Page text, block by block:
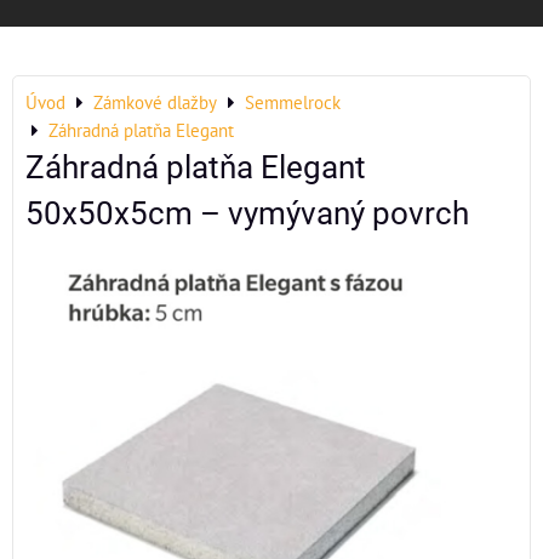
Úvod Zámkové dlažby
Semmelrock
Záhradná platňa Elegant
Záhradná platňa Elegant
50x50x5cm – vymývaný povrch